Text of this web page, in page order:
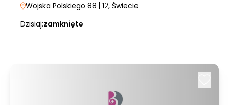
Wojska Polskiego 88 | 12, Świecie
Dzisiaj:zamknięte